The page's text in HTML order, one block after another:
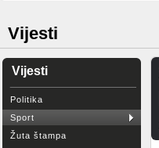
Vijesti
Vijesti
Politika
Sport
Žuta štampa